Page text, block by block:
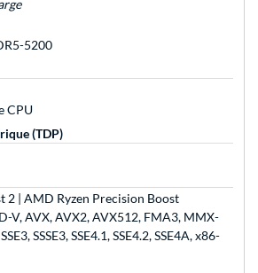
5200
CPU
(TDP)
2 | AMD Ryzen Precision Boost
V, AVX, AVX2, AVX512, FMA3, MMX-
SSSE3, SSE4.1, SSE4.2, SSE4A, x86-